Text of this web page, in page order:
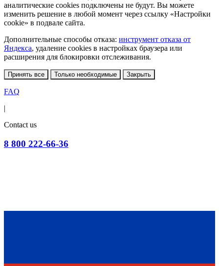
аналитические cookies подключены не будут. Вы можете
изменить решение в любой момент через ссылку «Настройки
cookie» в подвале сайта.
Дополнительные способы отказа: инструмент отказа от
Яндекса, удаление cookies в настройках браузера или
расширения для блокировки отслеживания.
Принять все Только необходимые Закрыть
FAQ
|
Contact us
8 800 222-66-36